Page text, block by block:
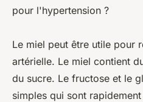
pour l'hypertension ?
Le miel peut être utile pour
artérielle. Le miel contient
du sucre. Le fructose et le
simples qui sont